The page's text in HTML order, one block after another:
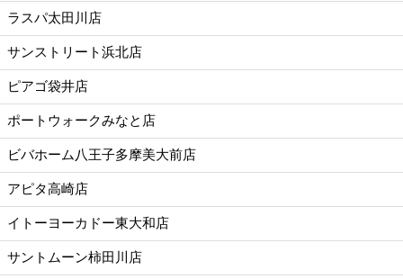
ラスパ太田川店
サンストリート浜北店
ピアゴ袋井店
ポートウォークみなと店
ビバホーム八王子多摩美大前店
アピタ高崎店
イトーヨーカドー東大和店
サントムーン柿田川店